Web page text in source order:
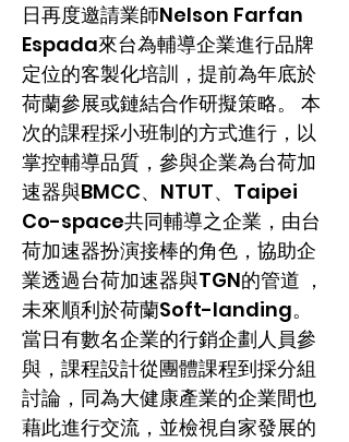
日再度邀請業師Nelson Farfan
Espada來台為輔導企業進行品牌
定位的客製化培訓，提前為年底於
荷蘭參展或鏈結合作研擬策略。 本
次的課程採小班制的方式進行，以
掌控輔導品質，參與企業為台荷加
速器與BMCC、NTUT、Taipei
Co-space共同輔導之企業，由台
荷加速器扮演接棒的角色，協助企
業透過台荷加速器與TGN的管道 ，
未來順利於荷蘭Soft-landing。
當日有數名企業的行銷企劃人員參
與，課程設計從團體課程到採分組
討論，同為大健康產業的企業間也
藉此進行交流，並檢視自家發展的